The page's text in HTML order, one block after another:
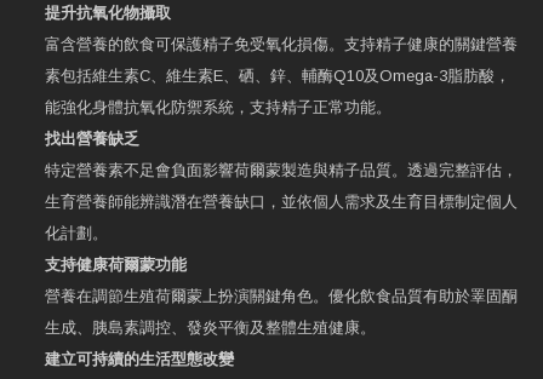
提升抗氧化物攝取
富含營養的飲食可保護精子免受氧化損傷。支持精子健康的關鍵營養
素包括維生素C、維生素E、硒、鋅、輔酶Q10及Omega-3脂肪酸，
能強化身體抗氧化防禦系統，支持精子正常功能。
找出營養缺乏
特定營養素不足會負面影響荷爾蒙製造與精子品質。透過完整評估，
生育營養師能辨識潛在營養缺口，並依個人需求及生育目標制定個人
化計劃。
支持健康荷爾蒙功能
營養在調節生殖荷爾蒙上扮演關鍵角色。優化飲食品質有助於睪固酮
生成、胰島素調控、發炎平衡及整體生殖健康。
建立可持續的生活型態改變